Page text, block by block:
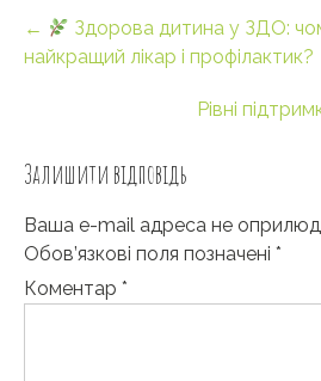
navigation
←
Здорова дитина у ЗДО:
найкращий лікар і профілактик?
Рівні
Залишити відповідь
Ваша e-mail адреса не
Обов’язкові поля позначені *
Коментар *